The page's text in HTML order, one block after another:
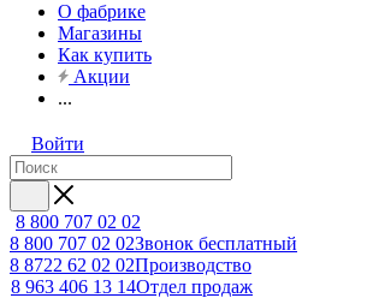
О фабрике
Магазины
Как купить
Акции
...
Войти
8 800 707 02 02
8 800 707 02 02Звонок бесплатный
8 8722 62 02 02Производство
8 963 406 13 14Отдел продаж